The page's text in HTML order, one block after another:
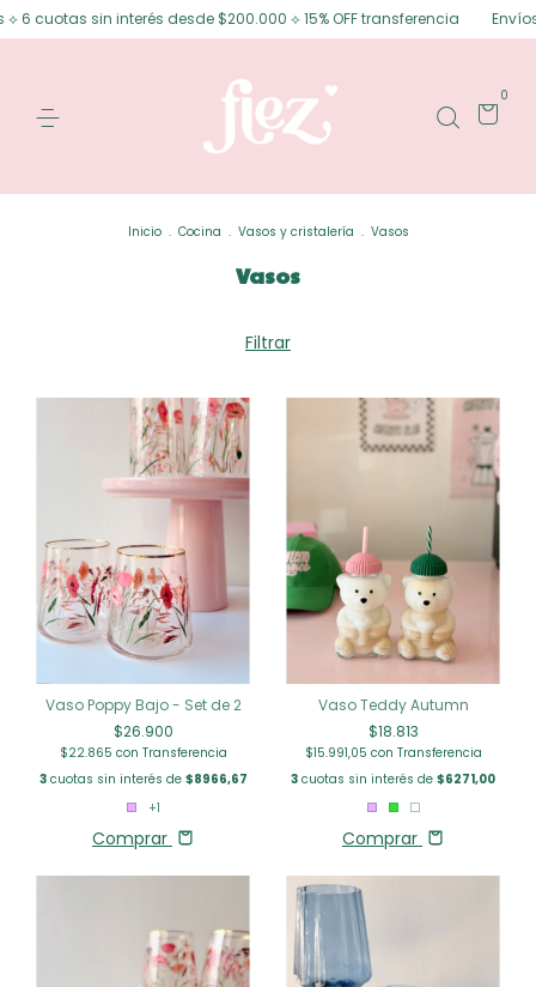
desde $200.000 ⟡ 15% OFF transferencia Envíos gratis en
0
Inicio . Cocina . Vasos y cristalería . Vasos
Vasos
Filtrar
Vaso Poppy Bajo - Set de 2
$26.900
$22.865 con Transferencia
3cuotas sin interés de $8966,67
+1
Comprar
Vaso Teddy Autumn
$18.813
$15.991,05 con Transferencia
3 cuotas sin interés de $6271,00
Comprar